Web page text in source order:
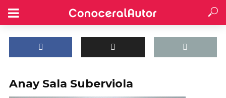
Anay Sala Suberviola